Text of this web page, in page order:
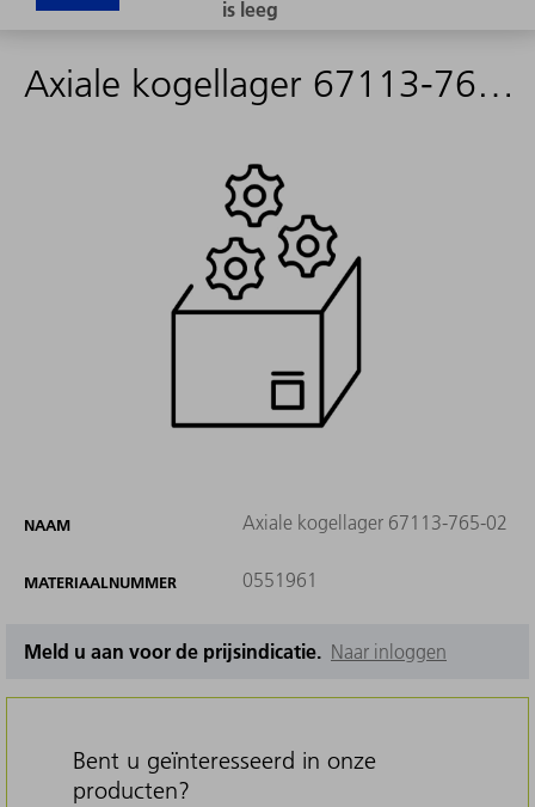
Axiale kogellager 67113-765-02
NAAM Axiale kogellager 67113-765-02
MATERIAALNUMMER 0551961
Meld u aan voor de prijsindicatie. Naar inloggen
Bent u geïnteresseerd in onze
producten?